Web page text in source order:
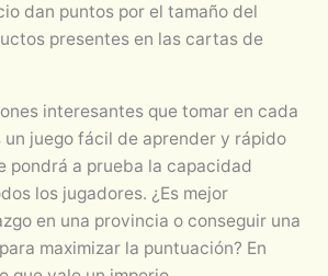
dan puntos por el tamaño del
presentes en las cartas de
interesantes que tomar en cada
un juego fácil de aprender y rápido
pondrá a prueba la capacidad
los jugadores. ¿Es mejor
en una provincia o conseguir una
maximizar la puntuación? En